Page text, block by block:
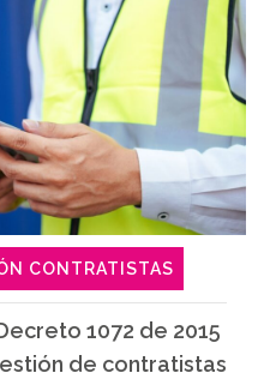
CONTRATISTAS
1072 de 2015
de contratistas